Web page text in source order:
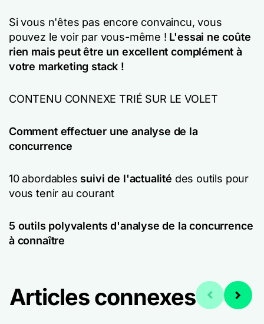
Si vous n'êtes pas encore convaincu, vous
pouvez le voir par vous-même ! L'essai ne coûte
rien mais peut être un excellent complément à
votre marketing stack !
CONTENU CONNEXE TRIÉ SUR LE VOLET
Comment effectuer une analyse de la
concurrence
10 abordables suivi de l'actualité des outils pour
vous tenir au courant
5 outils polyvalents d'analyse de la concurrence
à connaître
Articles connexes